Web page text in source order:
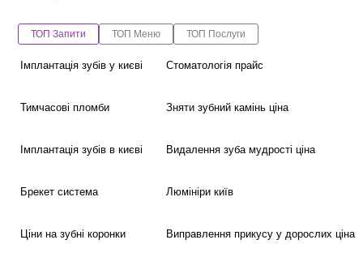
ТОП Запити ТОП Меню ТОП Послуги
Імплантація зубів у києві
Тимчасові пломби
Імплантація зубів в києві
Брекет система
Ціни на зубні коронки
Стоматологія прайс
Зняти зубний камінь ціна
Видалення зуба мудрості ціна
Люмініри київ
Виправлення прикусу у дорослих ціна